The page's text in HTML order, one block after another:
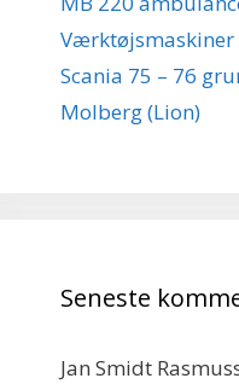
Værktøjsmaskiner
Scania 75 – 76
Molberg (Lion)
Seneste
Jan Smidt